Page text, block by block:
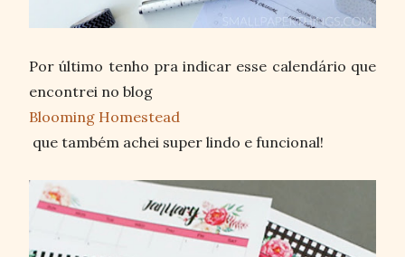
Por último tenho pra indicar esse calendário que
encontrei no blog
Blooming Homestead
que também achei super lindo e funcional!